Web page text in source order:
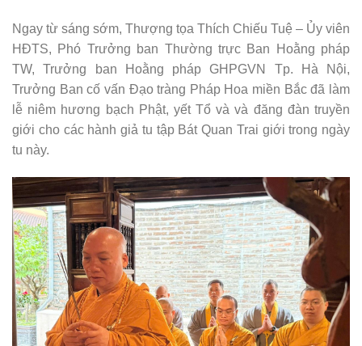
Ngay từ sáng sớm, Thượng tọa Thích Chiếu Tuệ – Ủy viên
HĐTS, Phó Trưởng ban Thường trực Ban Hoằng pháp
TW, Trưởng ban Hoằng pháp GHPGVN Tp. Hà Nội,
Trưởng Ban cố vấn Đạo tràng Pháp Hoa miền Bắc đã làm
lễ niêm hương bạch Phật, yết Tổ và và đăng đàn truyền
giới cho các hành giả tu tập Bát Quan Trai giới trong ngày
tu này.